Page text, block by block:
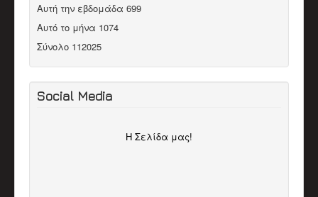
Αυτή την εβδομάδα 699
Αυτό το μήνα 1074
Σύνολο 112025
Social Media
H Σελίδα μας!